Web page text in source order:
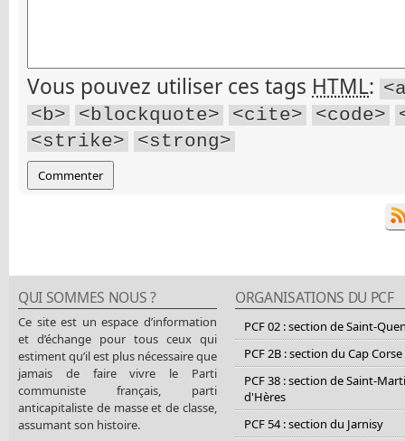
Vous pouvez utiliser ces tags HTML:
<b>
<blockquote> <cite> <code>
<strike>
<strong>
QUI SOMMES NOUS ?
Ce site est un espace d’information
et d’échange pour tous ceux qui
estiment qu’il est plus nécessaire que
jamais de faire vivre le Parti
communiste français, parti
anticapitaliste de masse et de classe,
assumant son histoire.
ORGANISATIONS DU PCF
PCF 02 : section de Saint-
PCF 2B : section du Cap Corse
PCF 38 : section de Saint-
d'Hères
PCF 54 : section du Jarnisy